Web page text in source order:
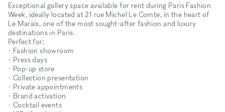
Exceptional gallery space available for rent during Paris Fashion
Week, ideally located at 21 rue Michel Le Comte, in the heart of
Le Marais, one of the most sought-after fashion and luxury
destinations in Paris.
Perfect for:
• Fashion showroom
• Press days
• Pop-up store
• Collection presentation
• Private appointments
• Brand activation
• Cocktail events